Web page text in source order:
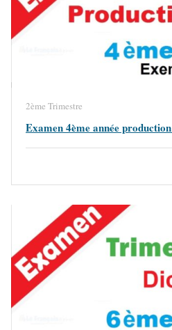
2ème Trimestre
Examen 4ème année